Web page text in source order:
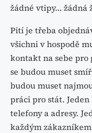
žádné vtipy… žádná
Pití je třeba
všichni v hospodě
kontakt na sebe pro
se budou muset
budou muset
práci pro stát.
telefony a adresy.
každým